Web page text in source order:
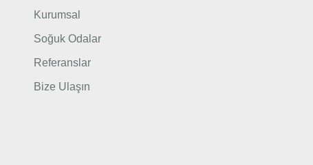
Kurumsal
Soğuk Odalar
Referanslar
Bize Ulaşın